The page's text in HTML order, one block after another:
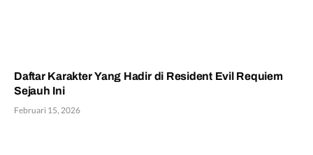
Daftar Karakter Yang Hadir di Resident Evil Requiem
Sejauh Ini
Februari 15, 2026